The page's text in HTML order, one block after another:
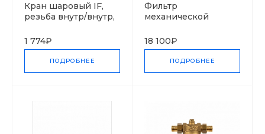
Кран шаровый IF,
резьба внутр/внутр,
1 774₽
ПОДРОБНЕЕ
Фильтр
механической
воды Protector mini
H/R HWS, с
редуктором
давления
18 100₽
ПОДРОБНЕЕ